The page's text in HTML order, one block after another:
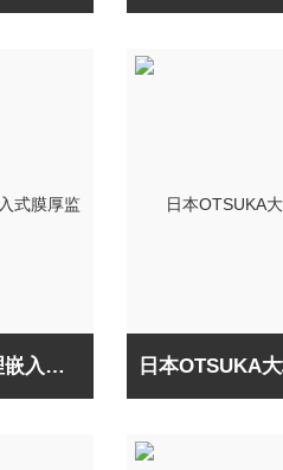
日本OTSUKA大塚西南代理嵌入式膜厚监测器